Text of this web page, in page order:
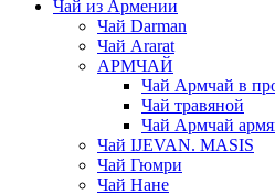
Чай из Армении
Чай Darman
Чай Ararat
АРМЧАЙ
Чай Армчай в
Чай травяной
Чай Армчай
Чай IJEVAN. MASIS
Чай Гюмри
Чай Нане